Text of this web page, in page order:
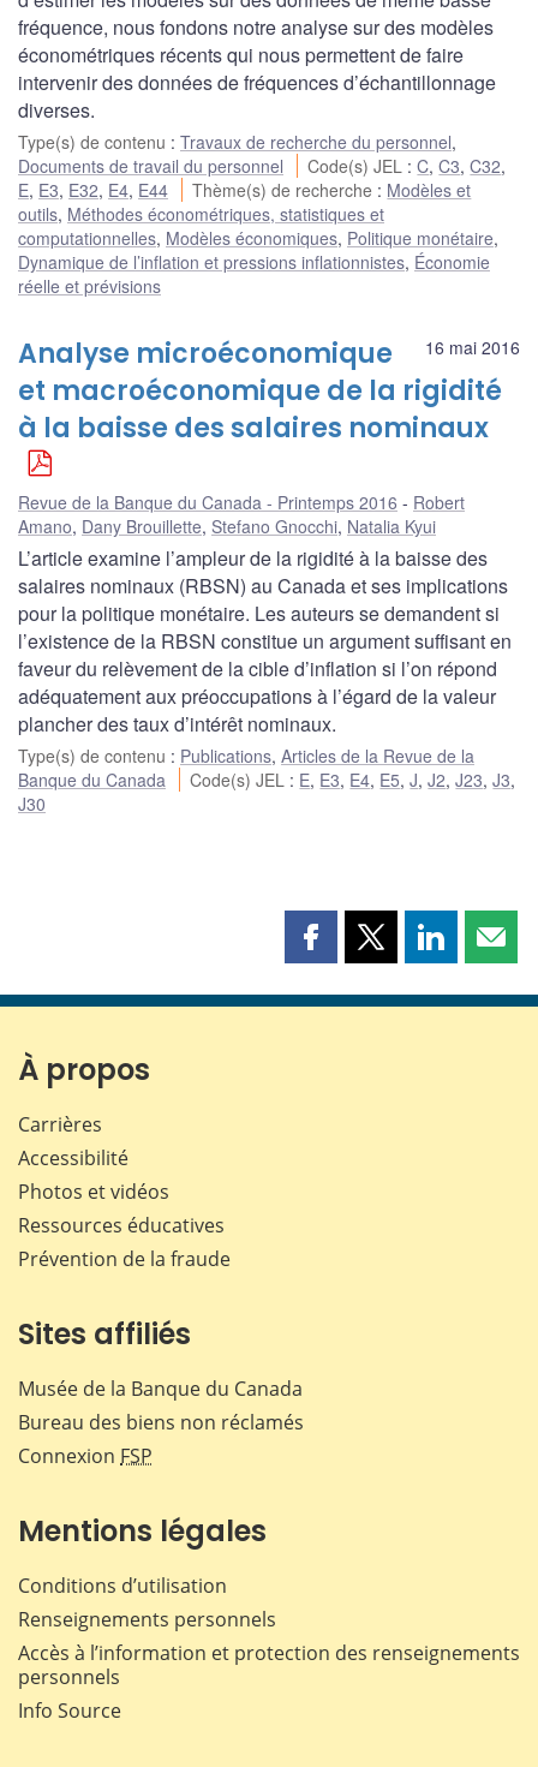
fréquence, nous fondons notre analyse sur des modèles
économétriques récents qui nous permettent de faire
intervenir des données de fréquences d’échantillonnage
diverses.
Type(s) de contenu : Travaux de recherche du personnel,
Documents de travail du personnel
Code(s) JEL :C,C3,C32,
E, E3, E32, E4, E44 Thème(s) de recherche : Modèles et
outils, Méthodes économétriques, statistiques et
computationnelles, Modèles économiques, Politique monétaire,
Dynamique de l’inflation et pressions inflationnistes, Économie
réelle et prévisions
16 mai 2016
Analyse microéconomique
et macroéconomique de la rigidité
à la baisse des salaires nominaux
Revue de la Banque du Canada - Printemps 2016
Robert
Amano, Dany Brouillette, Stefano Gnocchi, Natalia Kyui
L’article examine l’ampleur de la rigidité à la baisse des
salaires nominaux (RBSN) au Canada et ses implications
pour la politique monétaire. Les auteurs se demandent si
l’existence de la RBSN constitue un argument suffisant en
faveur du relèvement de la cible d’inflation si l’on répond
adéquatement aux préoccupations à l’égard de la valeur
plancher des taux d’intérêt nominaux.
Type(s) de contenu : Publications, Articles de la Revue de la
Banque du Canada
Code(s) JEL : E, E3, E4, E5,J,J2,J23,J3,
J30
Partager
page
Partager
page
Partager
page page
À propos
Carrières
Accessibilité
Photos et vidéos
Ressources éducatives
Prévention de la fraude
Sites affiliés
Musée de la Banque du Canada
Bureau des biens non réclamés
Connexion FSP
Mentions légales
Conditions d’utilisation
Renseignements personnels
Accès à l’information et protection des renseignements
personnels
Info Source